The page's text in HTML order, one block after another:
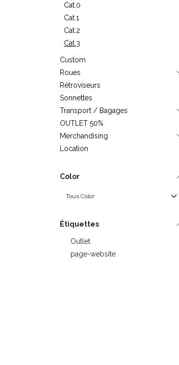
Cat.0
Cat.1
Cat.2
Cat.3
Custom
Roues
Rétroviseurs
Sonnettes
Transport / Bagages
OUTLET 50%
Merchandising
Location
Color
Étiquettes
Outlet
page-website